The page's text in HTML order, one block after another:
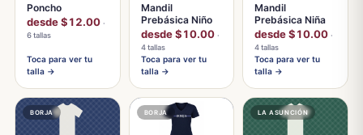
Poncho
desde $12.00 ·
6 tallas
Toca para ver tu
talla →
Mandil
Prebásica Niño
desde $10.00 ·
4 tallas
Toca para ver tu
talla →
Mandil
Prebásica Niña
desde $10.00 ·
4 tallas
Toca para ver tu
talla →
BORJA BORJA LA ASUNCIÓN